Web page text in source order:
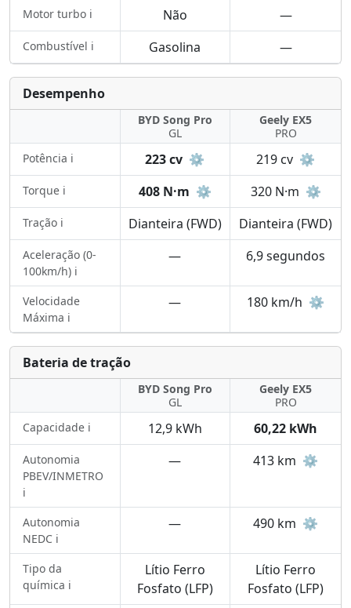
Motor turbo ℹ️ Não —
Combustível ℹ️ Gasolina —
Desempenho
BYD Song Pro
GL
Geely EX5
PRO
Potência ℹ️
223 cv ⚙️ 219 cv ⚙️
Torque ℹ️ 408 N·m ⚙️ 320 N·m ⚙️
Tração ℹ️ Dianteira (FWD) Dianteira (FWD)
Aceleração (0-
100km/h) ℹ️
— 6,9 segundos
Velocidade
Máxima ℹ️
— 180 km/h ⚙️
Bateria de tração
BYD Song Pro
GL
Geely EX5
PRO
Capacidade ℹ️
12,9 kWh 60,22 kWh
Autonomia
PBEV/INMETRO
ℹ️
— 413 km ⚙️
Autonomia
NEDC ℹ️
— 490 km ⚙️
Tipo da
química ℹ️
Lítio Ferro
Fosfato (LFP)
Lítio Ferro
Fosfato (LFP)